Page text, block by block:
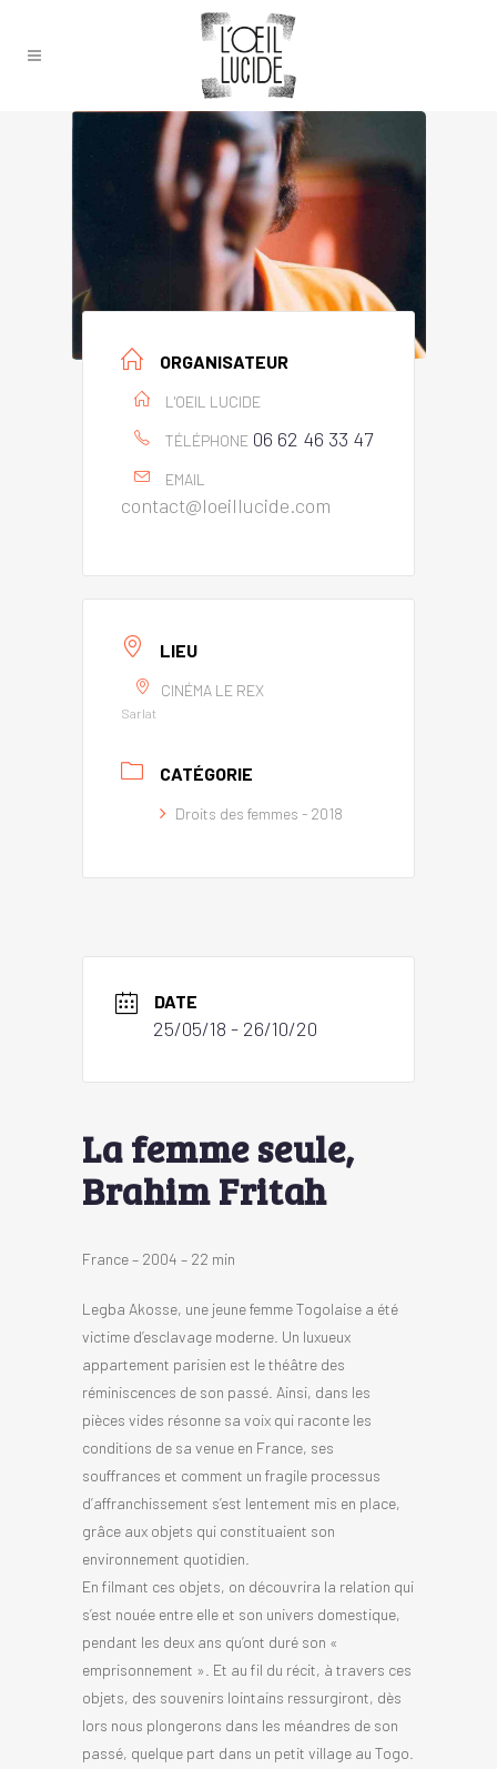
ORGANISATEUR
L'OEIL LUCIDE
TÉLÉPHONE 06 62 46 33 47
EMAIL
contact@loeillucide.com
LIEU
CINÉMA LE REX
Sarlat
CATÉGORIE
Droits des femmes - 2018
DATE
25/05/18 - 26/10/20
La femme seule,
Brahim Fritah
France – 2004 – 22 min
Legba Akosse, une jeune femme Togolaise a été
victime d’esclavage moderne. Un luxueux
appartement parisien est le théâtre des
réminiscences de son passé. Ainsi, dans les
pièces vides résonne sa voix qui raconte les
conditions de sa venue en France, ses
souffrances et comment un fragile processus
d’affranchissement s’est lentement mis en place,
grâce aux objets qui constituaient son
environnement quotidien.
En filmant ces objets, on découvrira la relation qui
s’est nouée entre elle et son univers domestique,
pendant les deux ans qu’ont duré son «
emprisonnement ». Et au fil du récit, à travers ces
objets, des souvenirs lointains ressurgiront, dès
lors nous plongerons dans les méandres de son
passé, quelque part dans un petit village au Togo.